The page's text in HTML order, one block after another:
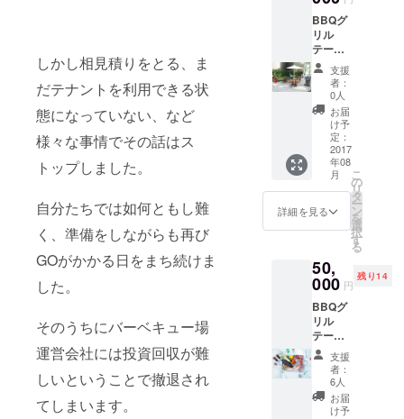
しかし相見積りをとる、ま
だテナントを利用できる状
態になっていない、など
様々な事情でその話はス
トップしました。
自分たちでは如何ともし難
く、準備をしながらも再び
GOがかかる日をまち続けま
した。
そのうちにバーベキュー場
運営会社には投資回収が難
しいということで撤退され
てしまいます。
BBQ&B
ARのス
タッフ
が焼い
たBBQ
グリル
セット4
人前 ・
ドリン
ク4杯つ
き ・さ
らに、
乾杯用
のス
パーク
ワイン4
BBQグ
リル
テーブ
ル利用
券1枚
（食材8
人前付
き）
（通常1
人5000
円） ※
こちら
はバー
ベ
キュー
エリア
できる
完全予
約制の
テーブ
ルにな
りま
す。 ＜
セット
内容＞
・鶏も
も肉 ・
支援
者：
0人
お届
け予
定：
2017
年08
月
詳細を見る
こ
の
リ
タ
ー
ン
を
選
択
す
る
50,
000 円
残り14
BBQグ
リル
テーブ
ル利用
券1枚
（食材
12人前
付き）
支援
者：
6人
お届
け予